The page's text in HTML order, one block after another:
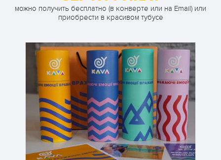
можно получить бесплатно (в конверте или на Email) или
приобрести в красивом тубусе